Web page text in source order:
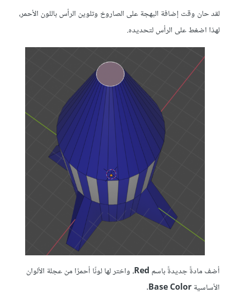
لقد حان وقت إضافة البهجة على الصاروخ وتلوين الرأس باللون الأحمر،
لهذا اضغط على الرأس لتحديده.
أضف مادةً جديدةً باسم Red، واختر لها لونًا أحمرًا من عجلة الألوان
الأساسيةBase Color
.